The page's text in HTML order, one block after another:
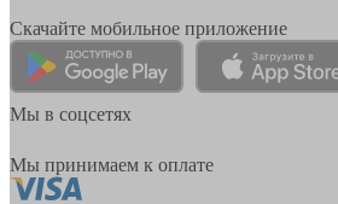
Скачайте мобильное приложение
Мы в соцсетях
Мы принимаем к оплате